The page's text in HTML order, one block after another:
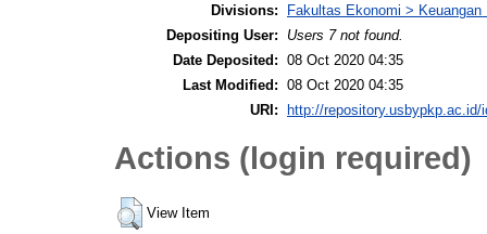
Divisions:
Fakultas Ekonomi > Keuangan
Depositing User:
Users 7 not found.
Date Deposited: 08 Oct 2020 04:35
Last Modified: 08 Oct 2020 04:35
URI:
http://repository.usbypkp.ac.id/
Actions (login required)
View Item